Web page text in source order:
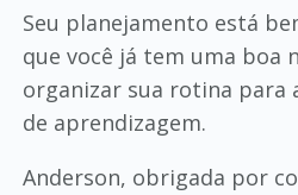
Seu planejamento está
que você já tem uma boa
organizar sua rotina para
de aprendizagem.
Anderson, obrigada por